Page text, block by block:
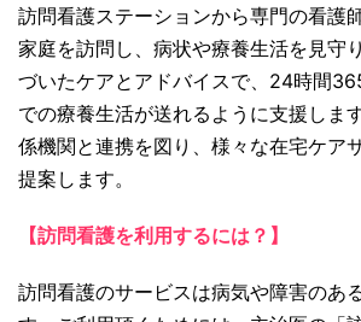
訪問看護ステーションから専門の看護
家庭を訪問し、病状や療養生活を見守
づいたケアとアドバイスで、24時間
での療養生活が送れるように支援しま
係機関と連携を図り、様々な在宅ケア
提案します。
【訪問看護を利用するには？】
訪問看護のサービスは病気や障害のあ